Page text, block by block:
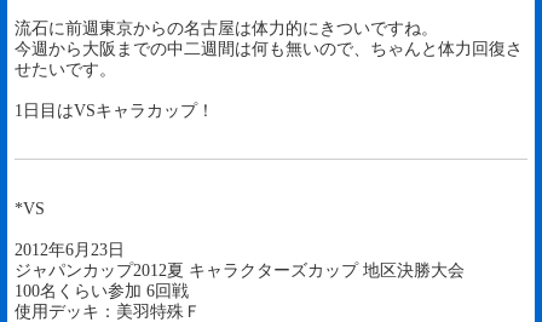
流石に前週東京からの名古屋は体力的にきついですね。
今週から大阪までの中二週間は何も無いので、ちゃんと体力回復さ
せたいです。
1日目はVSキャラカップ！
*VS
2012年6月23日
ジャパンカップ2012夏 キャラクターズカップ 地区決勝大会
100名くらい参加 6回戦
使用デッキ：美羽特殊Ｆ